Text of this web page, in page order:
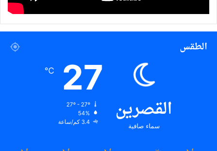
الطقس
القصرين
سماء صافية
27
℃
54%
3.4 كم/ساعة